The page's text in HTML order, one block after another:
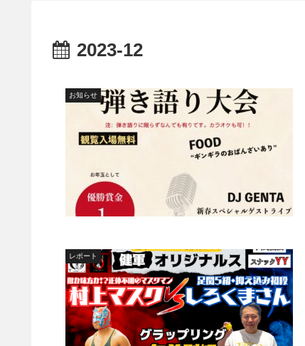
2023-12
お知らせ
レポート